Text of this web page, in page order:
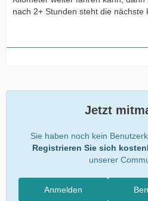
nach 2+ Stunden steht die nächste
Jetzt
Sie haben noch kein
Registrieren Sie sich
unserer
Anmelden